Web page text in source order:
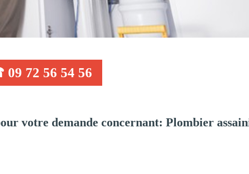
72 56 54 56
votre demande concernant: Plombier